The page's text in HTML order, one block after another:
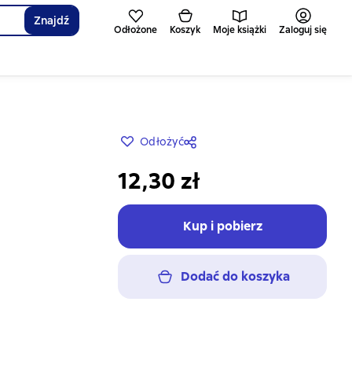
Znajdź
Odłożone Koszyk Moje książki Zaloguj się
Odłożyć
12,30 zł
Kup i pobierz
Dodać do koszyka